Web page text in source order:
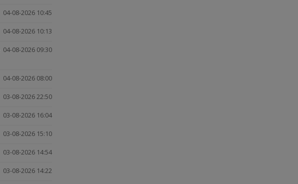
04-08-2026 10:45
04-08-2026 10:13
04-08-2026 09:30
04-08-2026 08:00
03-08-2026 22:50
03-08-2026 16:04
03-08-2026 15:10
03-08-2026 14:54
03-08-2026 14:22